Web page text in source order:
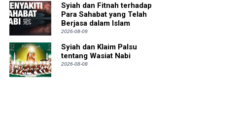
Syiah dan Fitnah terhadap
Para Sahabat yang Telah
Berjasa dalam Islam
2026-08-09
Syiah dan Klaim Palsu
tentang Wasiat Nabi
2026-08-08